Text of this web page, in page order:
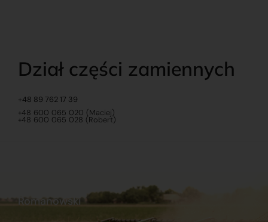
Dział części zamiennych
+48 89 762 17 39
+48 600 065 020 (Maciej)
+48 600 065 028 (Robert)
Romanowski